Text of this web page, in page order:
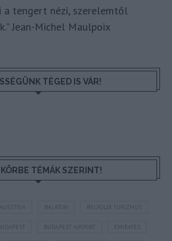
a tengert nézi, szerelemtől
Jean-Michel Maulpoix
TÉGED IS VÁR!
TÉMÁK SZERINT!
AUSZTRIA BALATON BELFÖLDI TURIZMUS
BUDAPEST BUDAPEST AIRPORT EMIRATES